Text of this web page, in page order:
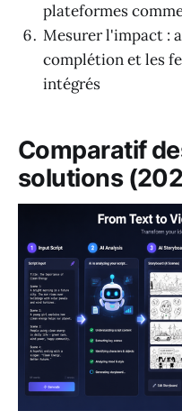
plateformes
Mesurer l'impact :
complétion et les
intégrés
Comparatif
solutions